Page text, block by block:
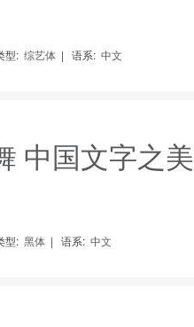
型: 综艺体 | 语系: 中文
中国文字之美
型: 黑体 | 语系: 中文